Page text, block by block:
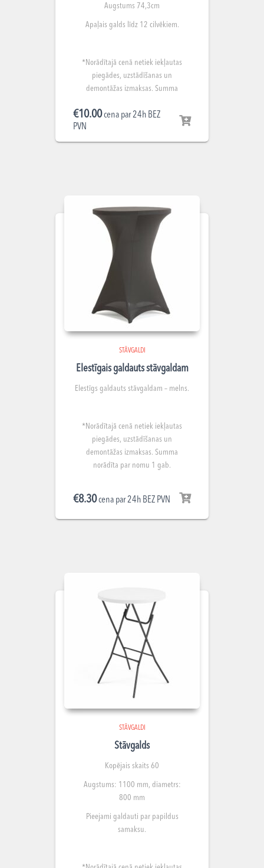
Augstums 74,3cm
Apaļais galds līdz 12 cilvēkiem.
*Norādītajā cenā netiek iekļautas
piegādes, uzstādīšanas un
demontāžas izmaksas. Summa
€10.00cena par 24h BEZ
PVN
STĀVGALDI
Elestīgais galdauts stāvgaldam
Elestīgs galdauts stāvgaldam – melns.
*Norādītajā cenā netiek iekļautas
piegādes, uzstādīšanas un
demontāžas izmaksas. Summa
norādīta par nomu 1 gab.
€8.30cena par 24h BEZ PVN
STĀVGALDI
Stāvgalds
Kopējais skaits 60
Augstums: 1100 mm, d iametrs:
800 mm
Pieejami galdauti par papildus
samaksu.